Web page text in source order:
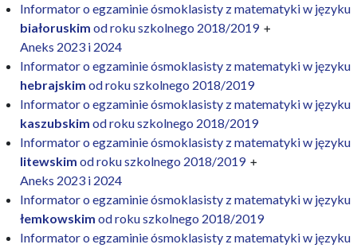
Informator o egzaminie ósmoklasisty z matematyki w języku
białoruskim od roku szkolnego 2018/2019+
Aneks 2023 i 2024
Informator o egzaminie ósmoklasisty z matematyki w języku
hebrajskim od roku szkolnego 2018/2019
Informator o egzaminie ósmoklasisty z matematyki w języku
kaszubskim od roku szkolnego 2018/2019
Informator o egzaminie ósmoklasisty z matematyki w języku
litewskim od roku szkolnego 2018/2019+
Aneks 2023 i 2024
Informator o egzaminie ósmoklasisty z matematyki w języku
łemkowskim od roku szkolnego 2018/2019
Informator o egzaminie ósmoklasisty z matematyki w języku